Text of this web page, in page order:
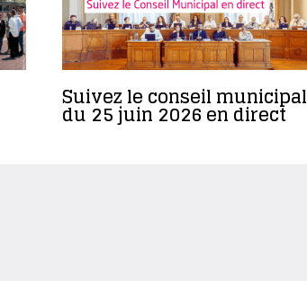
Suivez le conseil municipal
du 25 juin 2026 en direct